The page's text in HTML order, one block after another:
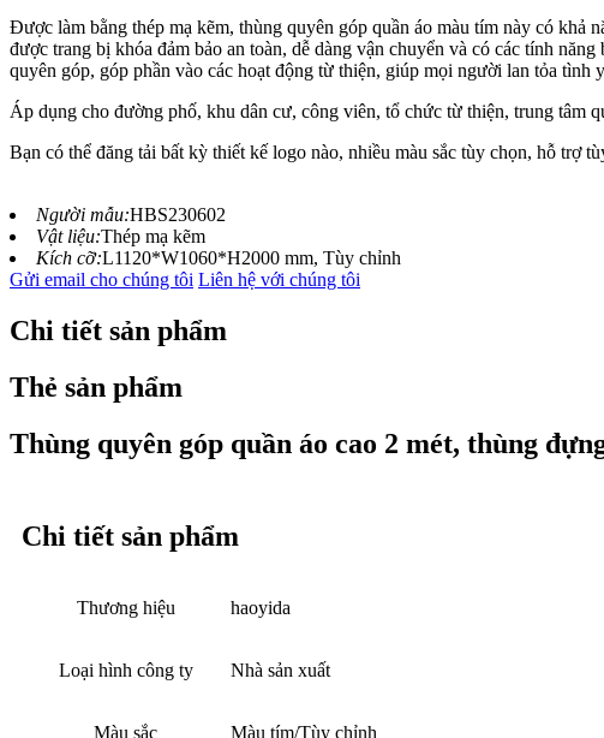
Được làm bằng thép mạ kẽm, thùng quyên góp quần áo màu tím này có khả
được trang bị khóa đảm bảo an toàn, dễ dàng vận chuyển và có các tính
quyên góp, góp phần vào các hoạt động từ thiện, giúp mọi người lan tỏa tình
Áp dụng cho đường phố, khu dân cư, công viên, tổ chức từ thiện, trung tâm
Bạn có thể đăng tải bất kỳ thiết kế logo nào, nhiều màu sắc tùy chọn, hỗ trợ
Người mẫu:HBS230602
Vật liệu:Thép mạ kẽm
Kích cỡ:L1120*W1060*H2000 mm, Tùy chỉnh
Gửi email cho chúng tôi Liên hệ với chúng tôi
Chi tiết sản phẩm
Thẻ sản phẩm
Thùng quyên góp quần áo cao 2 mét, thùng
Chi tiết sản phẩm
Thương hiệu haoyida
Loại hình công ty Nhà sản xuất
Màu sắc Màu tím/Tùy chỉnh